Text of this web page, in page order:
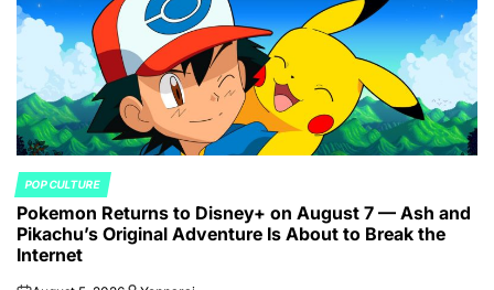
POSTED
IN
POP CULTURE
Pokemon Returns to Disney+ on August 7 — Ash and
Pikachu’s Original Adventure Is About to Break the
Internet